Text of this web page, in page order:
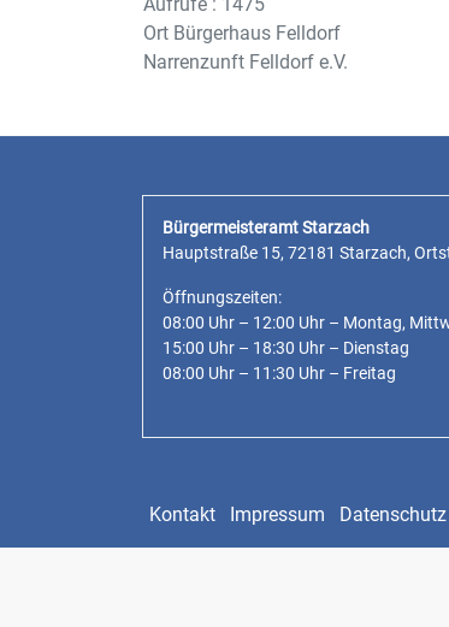
Ort Bürgerhaus Felldorf
Narrenzunft Felldorf e.V.
Bürgermeisteramt Starzach
Hauptstraße 15, 72181 Starzach,
Öffnungszeiten:
08:00 Uhr – 12:00 Uhr – Montag,
15:00 Uhr – 18:30 Uhr – Dienstag
08:00 Uhr – 11:30 Uhr – Freitag
Kontakt Impressum Datenschutz